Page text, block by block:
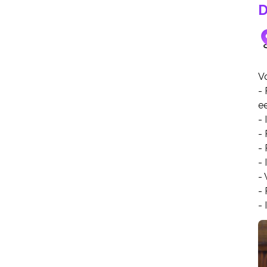
-
-
-
-
-
-
-
-